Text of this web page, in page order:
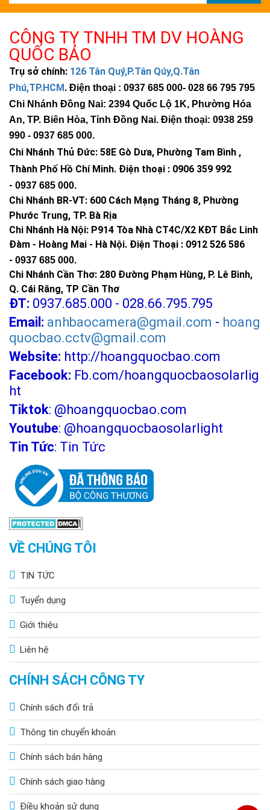
CÔNG TY TNHH TM DV HOÀNG
QUỐC BẢO
Trụ sở chính: 126 Tân Quý,P.Tân Qúy,Q.Tân
Phú,TP.HCM. Điện thoại : 0937 685 000- 028 66 795 795
Chi Nhánh Đồng Nai: 2394 Quốc Lộ 1K, Phường Hóa
An, TP. Biên Hòa, Tỉnh Đồng Nai. Điện thoại: 0938 259
990 - 0937 685 000.
Chi Nhánh Thủ Đức: 58E Gò Dưa, Phường Tam Bình ,
Thành Phố Hồ Chí Minh. Điện thoại : 0906 359 992
- 0937 685 000.
Chi Nhánh BR-VT: 600 Cách Mạng Tháng 8, Phường
Phước Trung, TP. Bà Rịa
Chi Nhánh Hà Nội: P914 Tòa Nhà CT4C/X2 KĐT Bắc Linh
Đàm - Hoàng Mai - Hà Nội. Điện Thoại : 0912 526 586
- 0937 685 000.
Chi Nhánh Cần Thơ: 280 Đường Phạm Hùng, P. Lê Bình,
Q. Cái Răng, TP Cần Thơ
ĐT: 0937.685.000 - 028.66.795.795
Email: anhbaocamera@gmail.com - hoang
quocbao.cctv@gmail.com
Website: http://hoangquocbao.com
Facebook: Fb.com/hoangquocbaosolarlig
ht
Tiktok: @hoangquocbao.com
Youtube: @hoangquocbaosolarlight
Tin Tức: Tin Tức
VỀ CHÚNG TÔI
TIN TỨC
Tuyển dụng
Giới thiệu
Liên hệ
CHÍNH SÁCH CÔNG TY
Chính sách đổi trả
Thông tin chuyển khoản
Chính sách bán hàng
Chính sách giao hàng
Điều khoản sử dụng